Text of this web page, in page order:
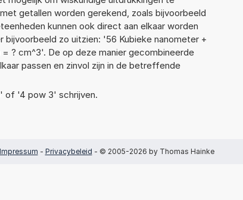
getallen worden gerekend, zoals bijvoorbeeld
kunnen ook direct aan elkaar worden
bijvoorbeeld zo uitzien: '56 Kubieke nanometer +
? cm^3'. De op deze manier gecombineerde
passen en zinvol zijn in de betreffende
of '4 pow 3' schrijven.
Impressum - Privacybeleid - © 2005-2026 by Thomas Hainke